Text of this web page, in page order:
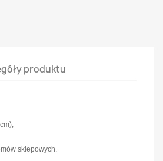
produktu
sklepowych.